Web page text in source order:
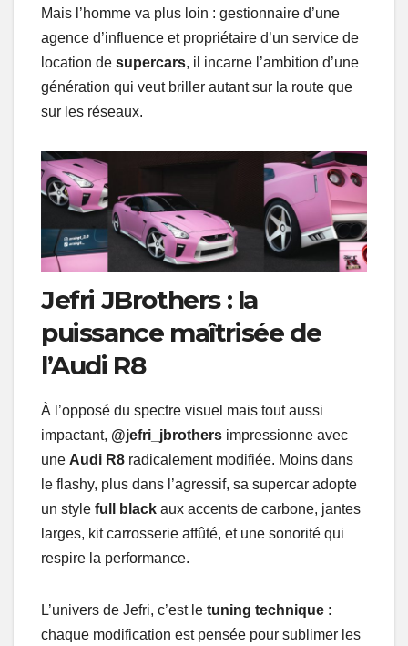
Mais l’homme va plus loin : gestionnaire d’une
agence d’influence et propriétaire d’un service de
location de supercars, il incarne l’ambition d’une
génération qui veut briller autant sur la route que
sur les réseaux.
Jefri JBrothers : la
puissance maîtrisée de
l’Audi R8
À l’opposé du spectre visuel mais tout aussi
impactant, @jefri_jbrothers impressionne avec
une Audi R8 radicalement modifiée. Moins dans
le flashy, plus dans l’agressif, sa supercar adopte
un style full black aux accents de carbone, jantes
larges, kit carrosserie affûté, et une sonorité qui
respire la performance.
L’univers de Jefri, c’est le tuning technique :
chaque modification est pensée pour sublimer les